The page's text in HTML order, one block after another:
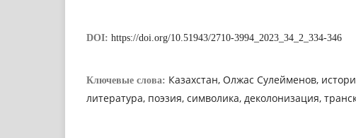
DOI: https://doi.org/10.51943/2710-3994_2023_34_2_334-346
Ключевые слова: Казахстан, Олжас Сулейменов,
литература, поэзия, символика, деколонизация,